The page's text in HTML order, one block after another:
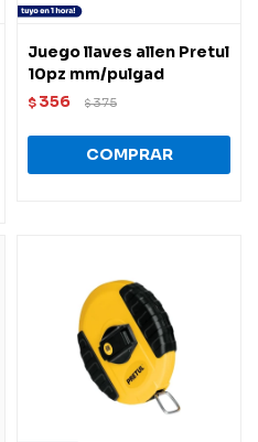
Juego llaves allen Pretul
10pz mm/pulgad
$ 356 $375